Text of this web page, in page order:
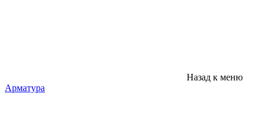
Назад к меню
Арматура